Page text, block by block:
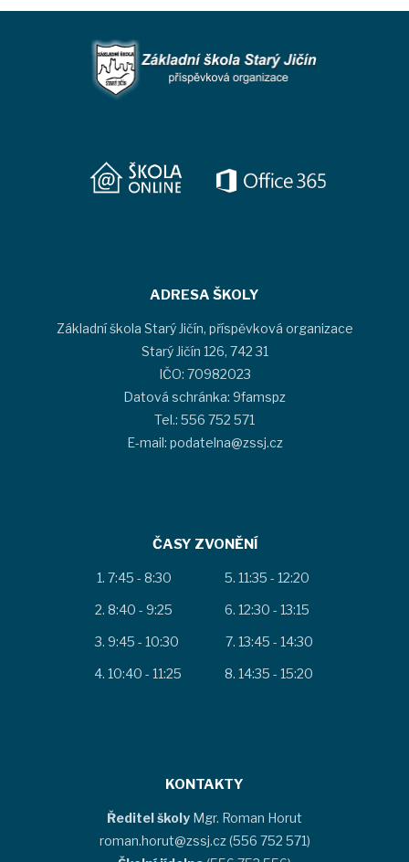
ADRESA ŠKOLY
Základní škola Starý Jičín, příspěvková organizace
Starý Jičín 126, 742 31
IČO: 70982023
Datová schránka: 9famspz
Tel.: 556 752 571
E-mail: podatelna@zssj.cz
ČASY ZVONĚNÍ
7:45 - 8:30
8:40 - 9:25
9:45 - 10:30
10:40 - 11:25
11:35 - 12:20
12:30 - 13:15
13:45 - 14:30
14:35 - 15:20
KONTAKTY
Ředitel školy Mgr. Roman Horut
roman.horut@zssj.cz (556 752 571)